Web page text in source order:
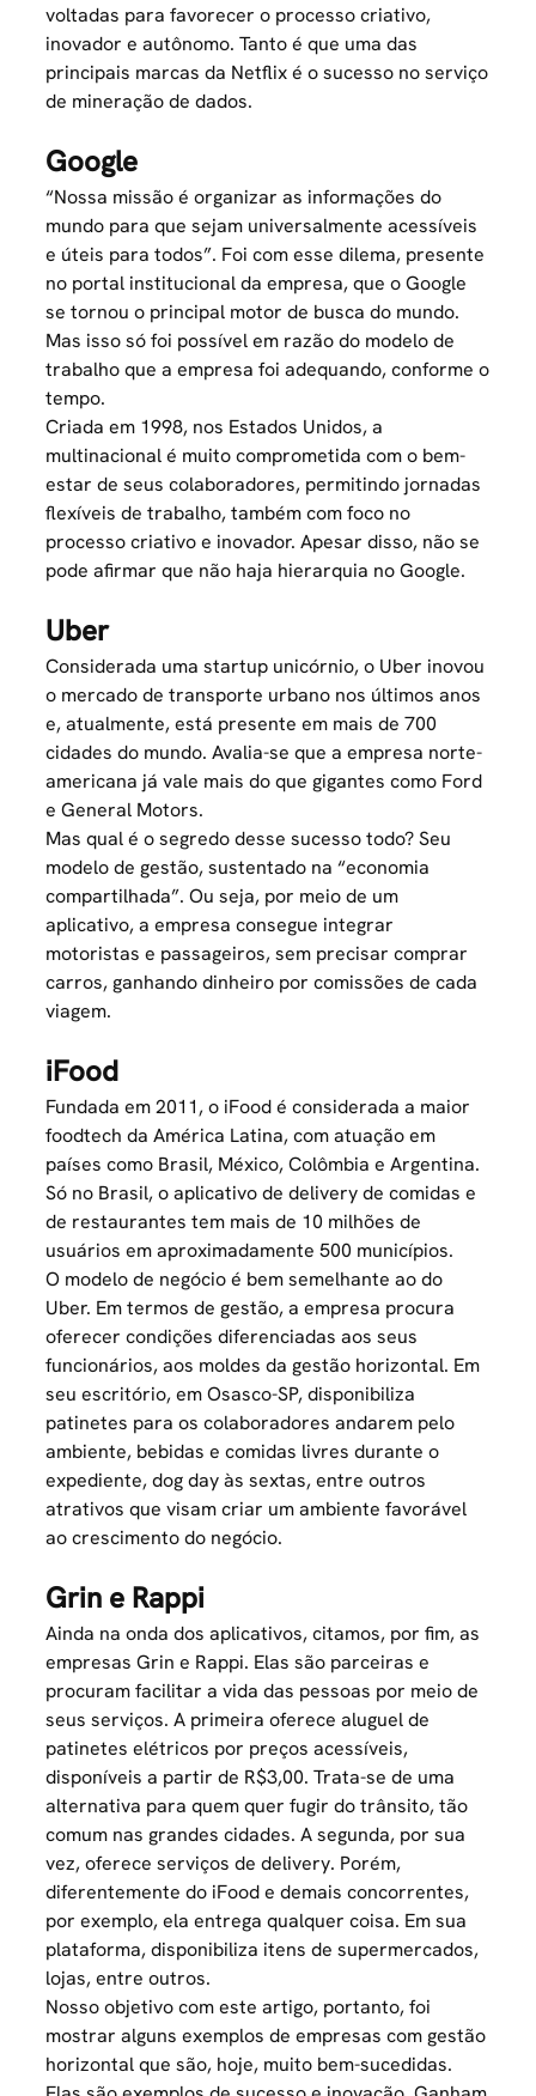
voltadas para favorecer o processo criativo,
inovador e autônomo. Tanto é que uma das
principais marcas da Netflix é o sucesso no serviço
de mineração de dados.
Google
“Nossa missão é organizar as informações do
mundo para que sejam universalmente acessíveis
e úteis para todos”. Foi com esse dilema, presente
no portal institucional da empresa, que o Google
se tornou o principal motor de busca do mundo.
Mas isso só foi possível em razão do modelo de
trabalho que a empresa foi adequando, conforme o
tempo.
Criada em 1998, nos Estados Unidos, a
multinacional é muito comprometida com o bem-
estar de seus colaboradores, permitindo jornadas
flexíveis de trabalho, também com foco no
processo criativo e inovador. Apesar disso, não se
pode afirmar que não haja hierarquia no Google.
Uber
Considerada uma startup unicórnio, o Uber inovou
o mercado de transporte urbano nos últimos anos
e, atualmente, está presente em mais de 700
cidades do mundo. Avalia-se que a empresa norte-
americana já vale mais do que gigantes como Ford
e General Motors.
Mas qual é o segredo desse sucesso todo? Seu
modelo de gestão, sustentado na “economia
compartilhada”. Ou seja, por meio de um
aplicativo, a empresa consegue integrar
motoristas e passageiros, sem precisar comprar
carros, ganhando dinheiro por comissões de cada
viagem.
iFood
Fundada em 2011, o iFood é considerada a maior
foodtech da América Latina, com atuação em
países como Brasil, México, Colômbia e Argentina.
Só no Brasil, oaplicativo de delivery de comidas e
de restaurantes tem mais de 10 milhões de
usuários em aproximadamente 500 municípios.
O modelo de negócio é bem semelhante ao do
Uber. Em termos de gestão, a empresa procura
oferecer condições diferenciadas aos seus
funcionários, aos moldes da gestão horizontal. Em
seu escritório, em Osasco-SP, disponibiliza
patinetes para os colaboradores andarem pelo
ambiente, bebidas e comidas livres durante o
expediente, dog day às sextas, entre outros
atrativos que visam criar um ambiente favorável
ao crescimento do negócio.
Grin e Rappi
Ainda na onda dos aplicativos, citamos, por fim, as
empresas Grin e Rappi. Elas são parceiras e
procuram facilitar a vida das pessoas por meio de
seus serviços. A primeira oferece aluguel de
patinetes elétricos por preços acessíveis,
disponíveis a partir de R$3,00. Trata-se de uma
alternativa para quem quer fugir do trânsito, tão
comum nas grandes cidades. A segunda, por sua
vez, oferece serviços de delivery. Porém,
diferentemente do iFood e demais concorrentes,
por exemplo, ela entrega qualquer coisa. Em sua
plataforma, disponibiliza itens de supermercados,
lojas, entre outros.
Nosso objetivo com este artigo, portanto, foi
mostrar alguns exemplos de empresas com gestão
horizontal que são, hoje, muito bem-sucedidas.